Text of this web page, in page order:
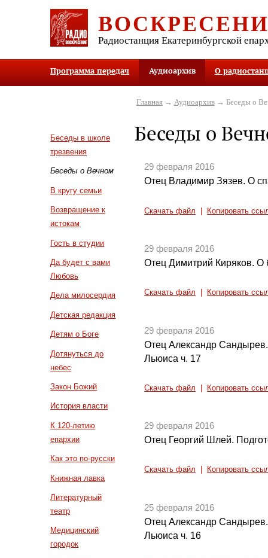
Радиостанция Екатеринбургской
Программа передач Аудиоархив О
Беседы в школе
трезвения
Беседы о Вечном
В кругу семьи
Возвращение к
истокам
Гость в студии
Да будет с вами
Любовь
Дела милосердия
Детская редакция
Детям о Боге
Дотянуться до
небес
Закон Божий
История власти
К 120-летию
епархии
Как это по-русски
Книжная лавка
Литературный
театр
Медицинский
городок
Главная→ Аудиоархив→ Беседы о
Беседы о
29 февраля 2016
Отец Владимир Зязев. О
Скачать файл Копировать
29 февраля 2016
Отец Димитрий Киряков. О
Скачать файл Копировать
29 февраля 2016
Отец Александр
Льюиса ч. 17
Скачать файл Копировать
29 февраля 2016
Отец Георгий Шлей.
Скачать файл Копировать
25 февраля 2016
Отец Александр
Льюиса ч. 16